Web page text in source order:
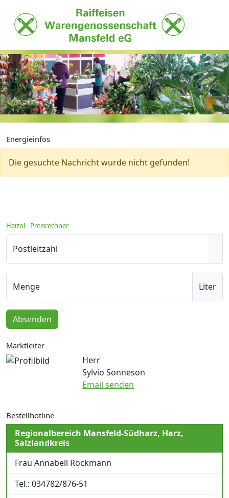
Energieinfos
Die gesuchte Nachricht wurde nicht gefunden!
Heizöl - Preisrechner
Postleitzahl
Menge Liter
Absenden
Marktleiter
Herr
Sylvio Sonneson
Email senden
Bestellhotline
Regionalbereich Mansfeld-Südharz, Harz,
Salzlandkreis
Frau Annabell Rockmann
Tel.: 034782/876-51